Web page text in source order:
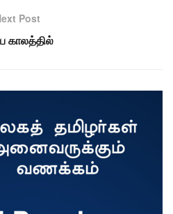
Post
காலத்தில்